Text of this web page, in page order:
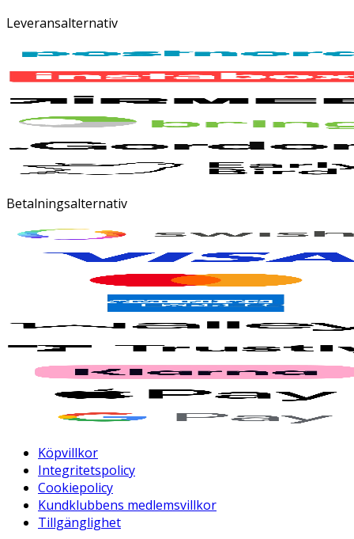
Leveransalternativ
Betalningsalternativ
Köpvillkor
Integritetspolicy
Cookiepolicy
Kundklubbens medlemsvillkor
Tillgänglighet